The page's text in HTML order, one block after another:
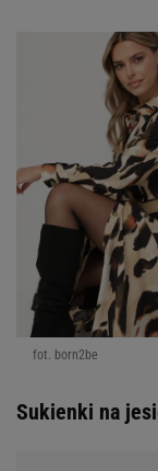
fot. born2be
Sukienki na